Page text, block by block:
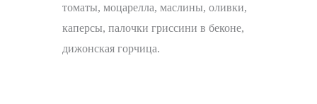
томаты, моцарелла, маслины, оливки,
каперсы, палочки гриссини в беконе,
дижонская горчица.